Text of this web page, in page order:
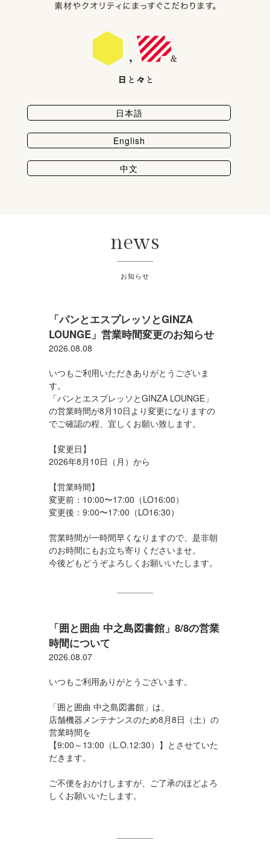
日本語
English
中文
news
お知らせ
「パンとエスプレッソとGINZA
LOUNGE」営業時間変更のお知らせ
2026.08.08
いつもご利用いただきありがとうございま
す。
「パンとエスプレッソとGINZA LOUNGE」
の営業時間が8月10日より変更になりますの
でご確認の程、宜しくお願い致します。
【変更日】
2026年8月10日（月）から
【営業時間】
変更前： 10:00〜17:00（LO16:00）
変更後：9:00〜17:00（LO16:30）
営業時間が一時間早くなりますので、是非朝
のお時間にもお立ち寄りくださいませ。
今後どもどうぞよろしくお願いいたします。
「囲と囲曲 中之島図書館」8/8の営業
時間について
2026.08.07
いつもご利用ありがとうございます。
「囲と囲曲 中之島図書館」は、
店舗機器メンテナンスのため8月8日（土）の
営業時間を
【9:00～13:00（L.O.12:30）】とさせていた
だきます。
ご不便をおかけしますが、ご了承のほどよろ
しくお願いいたします。